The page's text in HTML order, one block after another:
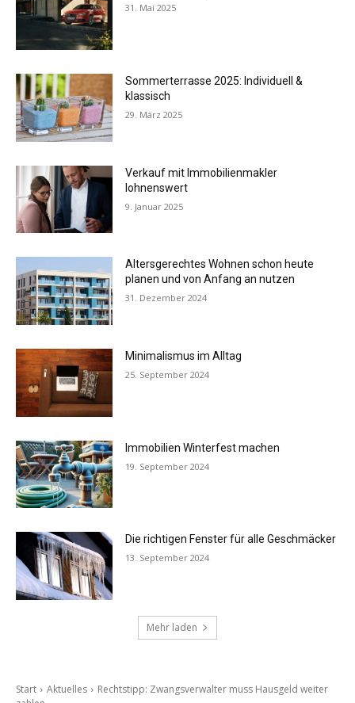
31. Mai 2025
Sommerterrasse 2025: Individuell &
klassisch
29. März 2025
Verkauf mit Immobilienmakler
lohnenswert
9. Januar 2025
Altersgerechtes Wohnen schon heute
planen und von Anfang an nutzen
31. Dezember 2024
Minimalismus im Alltag
25. September 2024
Immobilien Winterfest machen
19. September 2024
Die richtigen Fenster für alle Geschmäcker
13. September 2024
Mehr laden